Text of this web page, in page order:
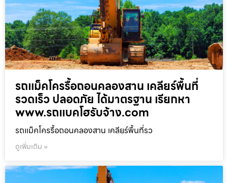
รถแม็คโครรื้อถอนคลองสาน เคลียร์พื้นที่
รวดเร็ว ปลอดภัย ได้มาตรฐาน เรียกหา
www.รถแบคโฮรับจ้าง.com
รถแม็คโครรื้อถอนคลองสาน เคลียร์พื้นที่รว
ดูเพิ่มเติม »